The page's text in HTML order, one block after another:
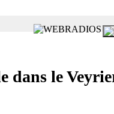
dans le